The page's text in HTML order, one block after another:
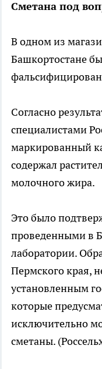
Сметана под
В одном из
Башкортостане
Согласно
специалистами
маркированный
содержал
молочного жира.
Это было
проведенными в
лаборатории.
Пермского края,
установленным
которые
исключительно
сметаны.